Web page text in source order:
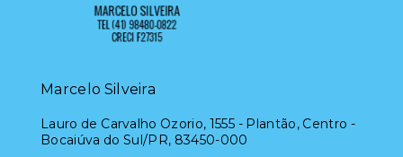
Marcelo Silveira
Lauro de Carvalho Ozorio, 1555 - Plantão, Centro -
Bocaiúva do Sul/PR, 83450-000